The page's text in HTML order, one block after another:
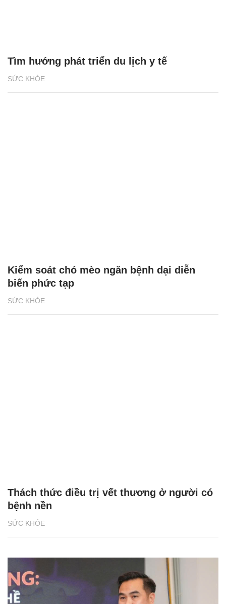
SỨC KHỎE
Tìm hướng phát triển du lịch y tế
SỨC KHỎE
Kiểm soát chó mèo ngăn bệnh dại diễn
biến phức tạp
SỨC KHỎE
Thách thức điều trị vết thương ở người có
bệnh nền